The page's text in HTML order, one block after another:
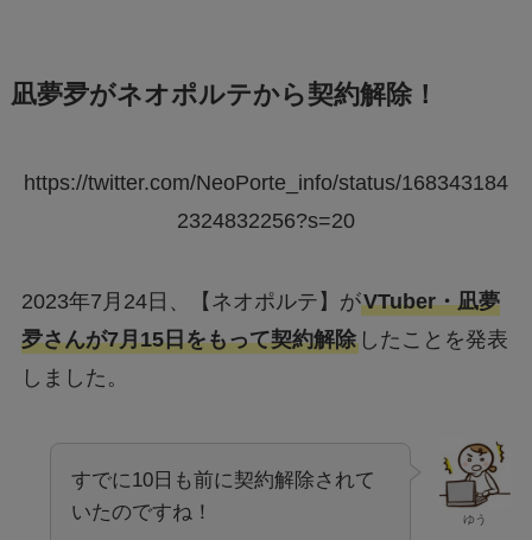
凪夢夛がネオポルテから契約解除！
https://twitter.com/NeoPorte_info/status/168343184
2324832256?s=20
2023年7月24日、【ネオポルテ】がVTuber・凪夢
夛さんが7月15日をもって契約解除したことを発表
しました。
ゆう
すでに10日も前に契約解除されて
いたのですね！